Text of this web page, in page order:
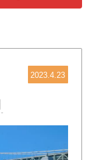
2023.4.23